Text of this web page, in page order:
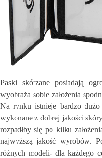
Paski skórzane posiadają
wyobraża sobie założenia
Na rynku istnieje bardzo
wykonane z dobrej jakości
rozpadłby się po kilku
najwyższą jakość wyrobów.
różnych modeli- dla każdego